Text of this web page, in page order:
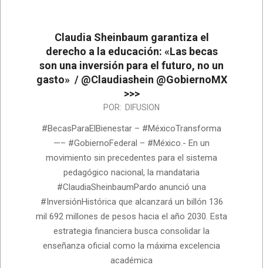
Claudia Sheinbaum garantiza el
derecho a la educación: «Las becas
son una inversión para el futuro, no un
gasto» / @Claudiashein @GobiernoMX
>>>
POR: DIFUSION
#BecasParaElBienestar – #MéxicoTransforma
—– #GobiernoFederal – #México.- En un
movimiento sin precedentes para el sistema
pedagógico nacional, la mandataria
#ClaudiaSheinbaumPardo anunció una
#InversiónHistórica que alcanzará un billón 136
mil 692 millones de pesos hacia el año 2030. Esta
estrategia financiera busca consolidar la
enseñanza oficial como la máxima excelencia
académica